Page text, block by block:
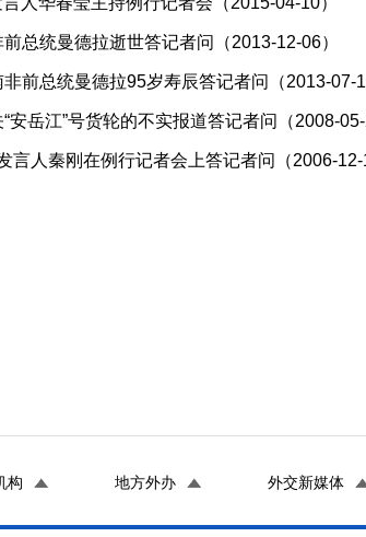
总统曼德拉逝世答记者问（2013-12-06）
前总统曼德拉95岁寿辰答记者问（2013-07-
安岳江”号货轮的不实报道答记者问（2008-05-
言人秦刚在例行记者会上答记者问（2006-12-
构 地方外办 外交新媒体